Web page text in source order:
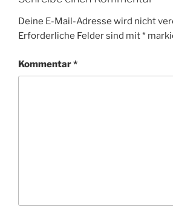
Deine E-Mail-Adresse wird nicht
Erforderliche Felder sind mit*
Kommentar*